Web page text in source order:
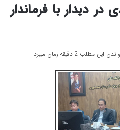
دیدار با فرماندار
این مطلب 2 دقیقه زمان میبرد